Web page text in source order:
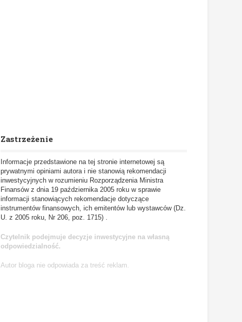
Zastrzeżenie
Informacje przedstawione na tej stronie internetowej są
prywatnymi opiniami autora i nie stanowią rekomendacji
inwestycyjnych w rozumieniu Rozporządzenia Ministra
Finansów z dnia 19 października 2005 roku w sprawie
informacji stanowiących rekomendacje dotyczące
instrumentów finansowych, ich emitentów lub wystawców (Dz.
U. z 2005 roku, Nr 206, poz. 1715) .
Czytelnik podejmuje decyzje inwestycyjne na własną
odpowiedzialność.
Autor bloga nie odpowiada za treść reklam.